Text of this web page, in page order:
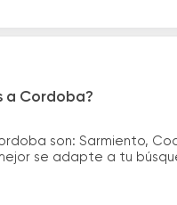
a Cordoba?
son: Sarmiento,
se adapte a tu